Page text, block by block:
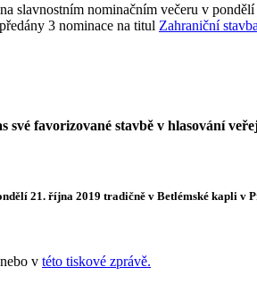
slavnostním nominačním večeru v
3 nominace na titul Zahraniční
své favorizované stavbě v hlasování
21. října 2019 tradičně v Betlémské kapli v
nebo v této tiskové zprávě.